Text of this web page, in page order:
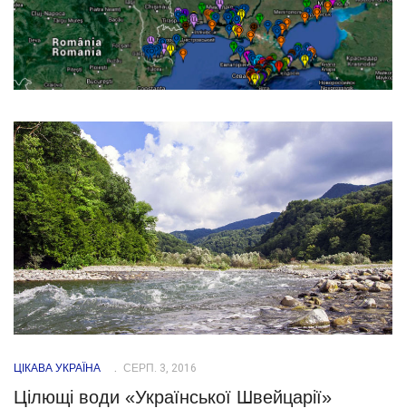
ЦІКАВА УКРАЇНА СЕРП. 3, 2016
Цілющі води «Української Швейцарії»